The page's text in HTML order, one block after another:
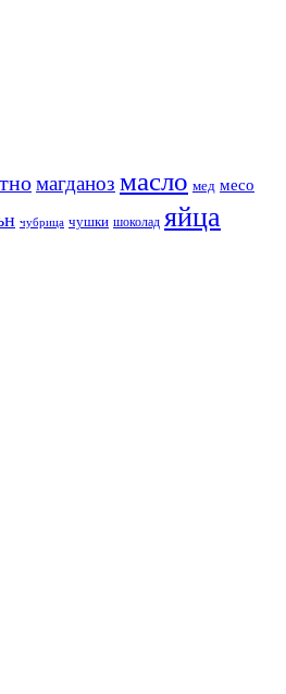
магданоз масло мед месо
чубрица чушки шоколад яйца